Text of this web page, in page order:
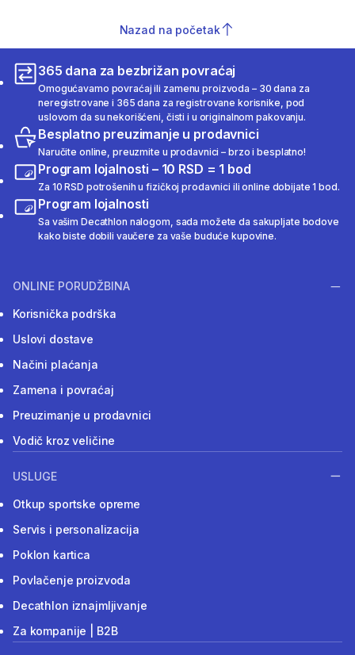
Nazad na početak
365 dana za bezbrižan povraćaj
Omogućavamo povraćaj ili zamenu proizvoda – 30 dana za
neregistrovane i 365 dana za registrovane korisnike, pod
uslovom da su nekorišćeni, čisti i u originalnom pakovanju.
Besplatno preuzimanje u prodavnici
Naručite online, preuzmite u prodavnici – brzo i besplatno!
Program lojalnosti – 10 RSD = 1 bod
Za 10 RSD potrošenih u fizičkoj prodavnici ili online dobijate 1 bod.
Program lojalnosti
Sa vašim Decathlon nalogom, sada možete da sakupljate bodove
kako biste dobili vaučere za vaše buduće kupovine.
ONLINE PORUDŽBINA
Korisnička podrška
Uslovi dostave
Načini plaćanja
Zamena i povraćaj
Preuzimanje u prodavnici
Vodič kroz veličine
USLUGE
Otkup sportske opreme
Servis i personalizacija
Poklon kartica
Povlačenje proizvoda
Decathlon iznajmljivanje
Za kompanije | B2B